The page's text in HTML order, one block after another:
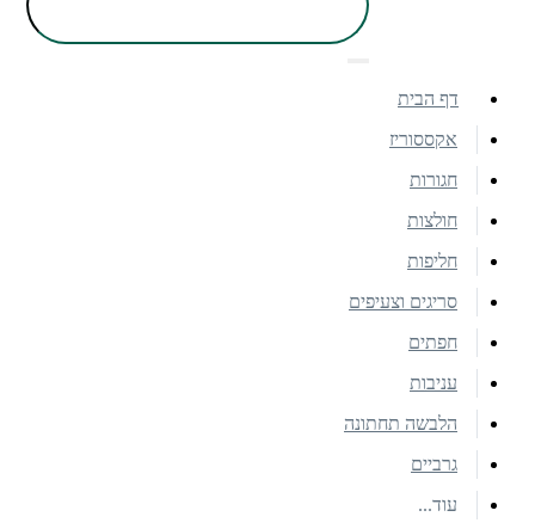
דף הבית
אקססוריז
חגורות
חולצות
חליפות
סריגים וצעיפים
חפתים
עניבות
הלבשה תחתונה
גרביים
עוד...